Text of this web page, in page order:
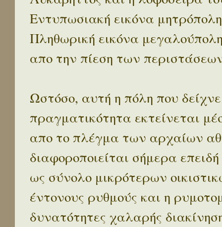
Εντυπωσιακή εικόνα
Πληθωρική εικόνα
απο την πίεση των
Ωστόσο, αυτή η πόλη που
πραγματικότητα εκτείνεται
απο το πλέγμα των αρχαίων
διαφοροποιείται σήμερα
ως σύνολο μικρότερων
έντονους ρυθμούς και η
δυνατότητες χαλαρής